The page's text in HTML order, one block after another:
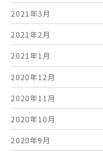
2021年3月
2021年2月
2021年1月
2020年12月
2020年11月
2020年10月
2020年9月